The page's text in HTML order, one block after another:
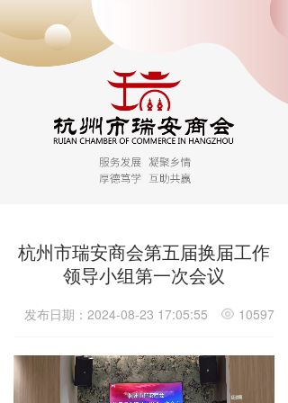
杭州市瑞安商会第五届换届工作
领导小组第一次会议
发布日期：2024-08-23 17:05:55 10597